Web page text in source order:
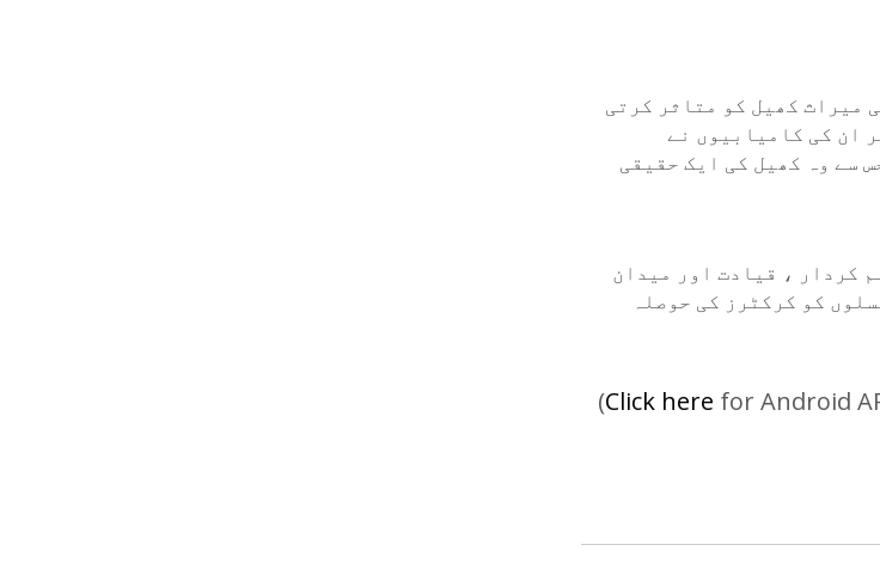
میراث کھیل کو متاثر کرتی
ان کی کامیابیوں نے
سے وہ کھیل کی ایک حقیقی
کردار ، قیادت اور میدان
کو کرکٹرز کی حوصلہ
(Click here for Android